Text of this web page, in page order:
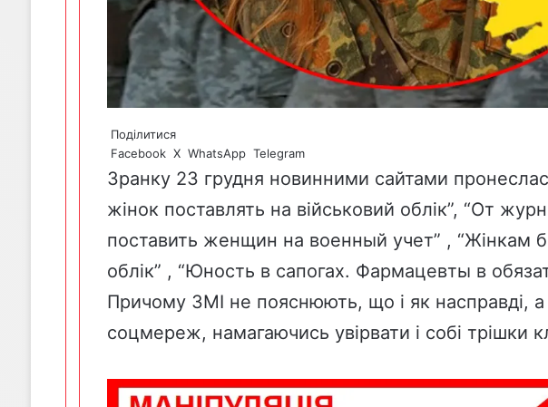
Поділитися
Facebook X WhatsApp Telegram
Зранку 23 грудня новинними сайтами
жінок поставлять на військовий облік”, “От
поставить женщин на военный учет” , “Жінкам
облік” , “Юность в сапогах. Фармацевты в
Причому ЗМІ не пояснюють, що і як насправді, а
соцмереж, намагаючись увірвати і собі трішки